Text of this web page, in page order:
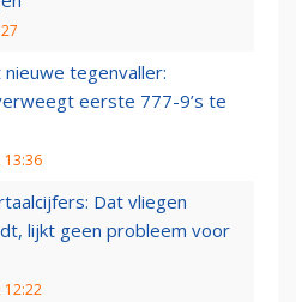
tegenvaller:
eerste 777-9’s te
13:36
Dat vliegen
lijkt geen probleem voor
12:22